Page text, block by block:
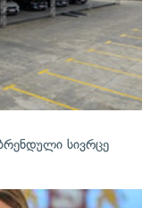
სივრცე